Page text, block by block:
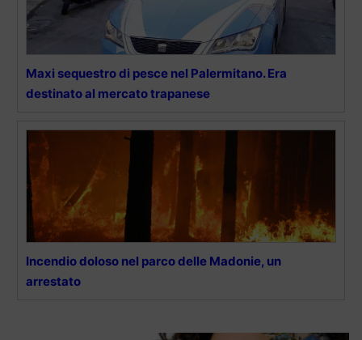
Maxi sequestro di pesce nel Palermitano. Era
destinato al mercato trapanese
Incendio doloso nel parco delle Madonie, un
arrestato